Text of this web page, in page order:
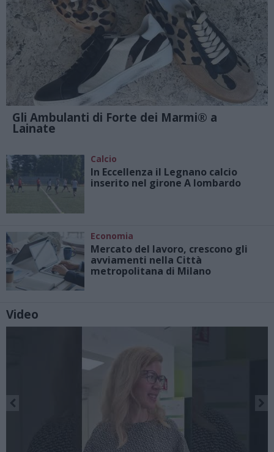
Gli Ambulanti di Forte dei Marmi® a
Lainate
Calcio
In Eccellenza il Legnano calcio
inserito nel girone A lombardo
Economia
Mercato del lavoro, crescono gli
avviamenti nella Città
metropolitana di Milano
Video